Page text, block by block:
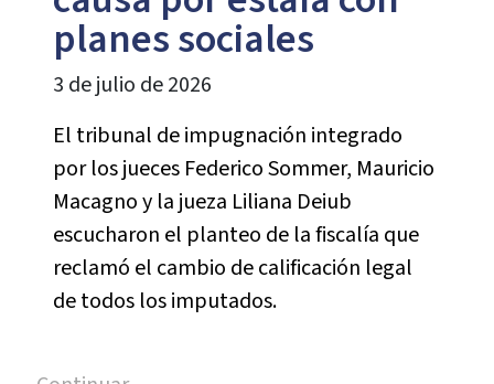
planes sociales
3 de julio de 2026
El tribunal de impugnación integrado
por los jueces Federico Sommer, Mauricio
Macagno y la jueza Liliana Deiub
escucharon el planteo de la fiscalía que
reclamó el cambio de calificación legal
de todos los imputados.